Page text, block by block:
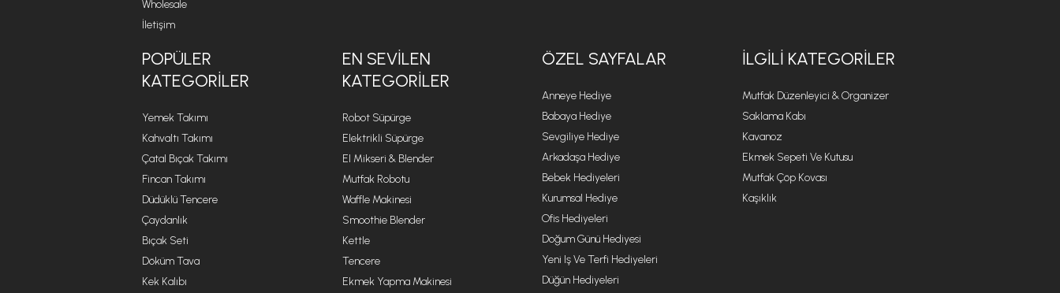
Wholesale
İletişim
POPÜLER
KATEGORILER
Yemek Takımı
Kahvaltı Takımı
Çatal Bıçak Takımı
Fincan Takımı
Düdüklü Tencere
Çaydanlık
Bıçak Seti
Döküm Tava
Kek Kalıbı
EN SEVILEN
KATEGORILER
Robot Süpürge
Elektrikli Süpürge
El Mikseri & Blender
Mutfak Robotu
Waffle Makinesi
Smoothie Blender
Kettle
Tencere
Ekmek Yapma Makinesi
ÖZEL SAYFALAR
Anneye Hediye
Babaya Hediye
Sevgiliye Hediye
Arkadaşa Hediye
Bebek Hediyeleri
Kurumsal Hediye
Ofis Hediyeleri
Doğum Günü Hediyesi
Yeni Iş Ve Terfi Hediyeleri
Düğün Hediyeleri
İLGILI KATEGORILER
Mutfak Düzenleyici & Organizer
Saklama Kabı
Kavanoz
Ekmek Sepeti Ve Kutusu
Mutfak Çöp Kovası
Kaşıklık